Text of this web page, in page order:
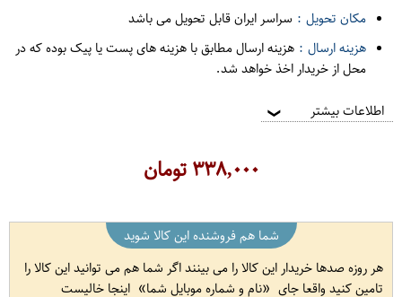
مکان تحویل : سراسر ایران قابل تحویل می باشد
هزینه ارسال : هزینه ارسال مطابق با هزینه های پست یا پیک بوده که در
محل از خریدار اخذ خواهد شد.
اطلاعات بیشتر ❯
۳۳۸,۰۰۰تومان
شما هم فروشنده این کالا شوید
هر روزه صدها خریدار این کالا را می بینند اگر شما هم می توانید این کالا را
تامین کنید واقعا جای
نام و شماره موبایل شما اینجا خالیست